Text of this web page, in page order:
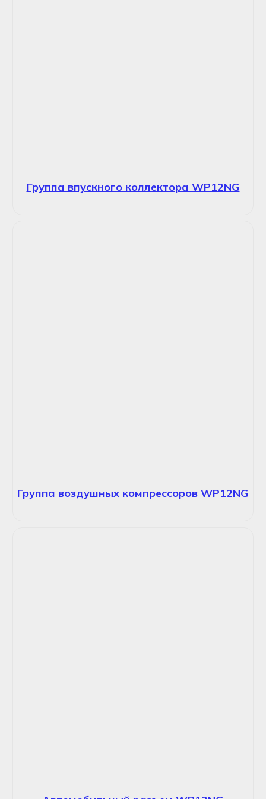
Группа впускного коллектора WP12NG
Группа воздушных компрессоров WP12NG